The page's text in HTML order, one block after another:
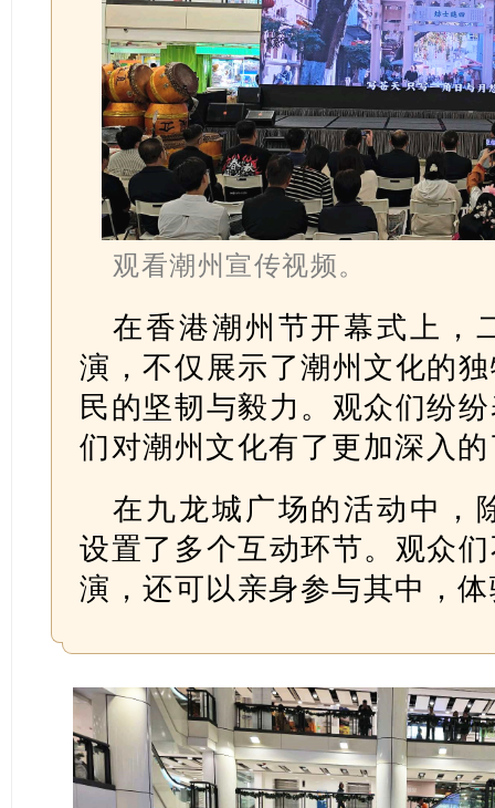
观看潮州宣传视频。
在香港潮州节开幕式上，
演，不仅展示了潮州文化的
民的坚韧与毅力。观众们纷
们对潮州文化有了更加深入
在九龙城广场的活动中，
设置了多个互动环节。观众
演，还可以亲身参与其中，